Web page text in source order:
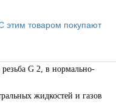
этим товаром покупают
G 2, в нормально-
жидкостей и газов